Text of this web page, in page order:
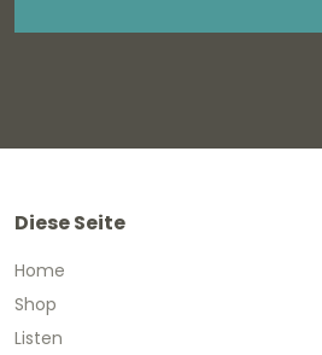
Diese Seite
Home
Shop
Listen